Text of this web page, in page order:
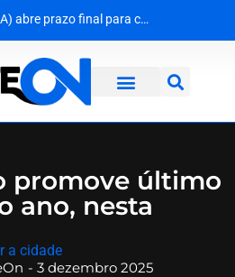
Amor sob a lei: Imperatriz (MA) abre prazo final para casais LGBTQIA+ garantirem casamento gratuito
MPF dá 10 dias para Dnit apresentar prazos de obras e explicações sobre colapso em pontes da BR-101Dona Inês traz Geraldo Azevedo no Festival de Inverno das Serras
Cerco na Caatinga: Policiais capturam quarto fugitivo de penitenciária de Nísia Floresta
promove último
ano, nesta
a cidade
- 3 dezembro 2025